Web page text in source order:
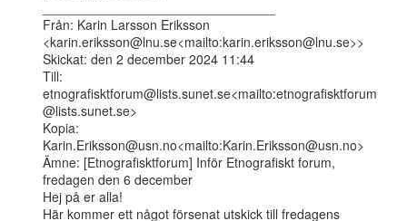
Från: Karin Larsson Eriksson
<karin.eriksson@lnu.se<mailto:karin.eriksson@lnu.se>>
Skickat: den 2 december 2024 11:44
Till:
etnografisktforum@lists.sunet.se<mailto:etnografisktforum
@lists.sunet.se>
Kopia:
Karin.Eriksson@usn.no<mailto:Karin.Eriksson@usn.no>
Ämne: [Etnografisktforum] Inför Etnografiskt forum,
fredagen den 6 december
Hej på er alla!
Här kommer ett något försenat utskick till fredagens